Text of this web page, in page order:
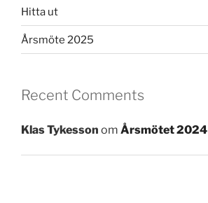
Hitta ut
Årsmöte 2025
Recent Comments
Klas Tykesson om Årsmötet 2024